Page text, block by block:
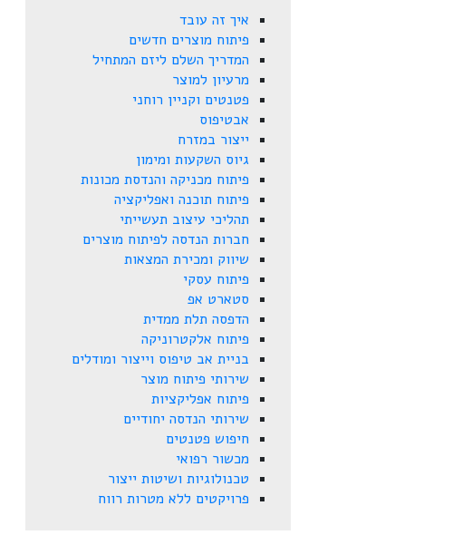
איך זה עובד
פיתוח מוצרים חדשים
המדריך השלם ליזם המתחיל
מרעיון למוצר
פטנטים וקניין רוחני
אבטיפוס
ייצור במזרח
גיוס השקעות ומימון
פיתוח מכניקה והנדסת מכונות
פיתוח תוכנה ואפליקציה
תהליכי עיצוב תעשייתי
חברות הנדסה לפיתוח מוצרים
שיווק ומכירת המצאות
פיתוח עסקי
סטארט אפ
הדפסה תלת ממדית
פיתוח אלקטרוניקה
בניית אב טיפוס וייצור ומודלים
שירותי פיתוח מוצר
פיתוח אפליקציות
שירותי הנדסה יחודיים
חיפוש פטנטים
מכשור רפואי
טכנולוגיות ושיטות ייצור
פרויקטים ללא מטרות רווח